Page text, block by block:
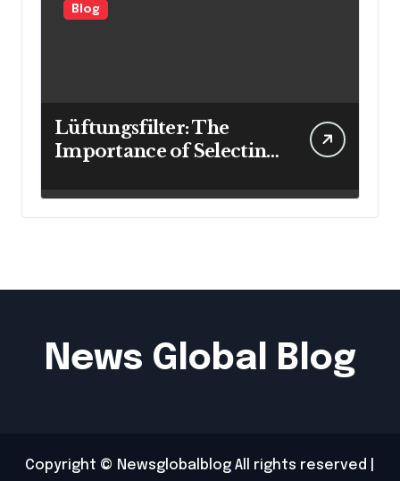
Blog
Lüftungsfilter: The
Importance of Selecting
Cleaner Indoor Air
News Global Blog
Copyright © Newsglobalblog All rights reserved